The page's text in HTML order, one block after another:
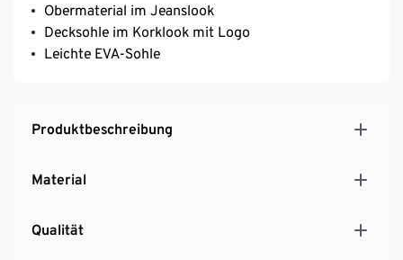
Obermaterial im Jeanslook
Decksohle im Korklook mit Logo
Leichte EVA-Sohle
Produktbeschreibung
Material
Qualität